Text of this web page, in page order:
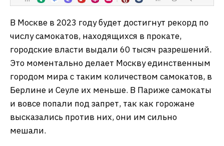
В Москве в 2023 году будет достигнут рекорд по
числу самокатов, находящихся в прокате,
городские власти выдали 60 тысяч разрешений.
Это моментально делает Москву единственным
городом мира с таким количеством самокатов, в
Берлине и Сеуле их меньше. В Париже самокаты
и вовсе попали под запрет, так как горожане
высказались против них, они им сильно
мешали.